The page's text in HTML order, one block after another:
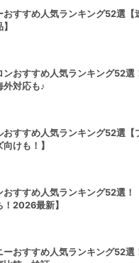
おすすめ人気ランキング52選【
ンおすすめ人気ランキング52選
外対応も♪
おすすめ人気ランキング52選【
けも！】
おすすめ人気ランキング52選！
！2026最新】
ーおすすめ人気ランキング52選